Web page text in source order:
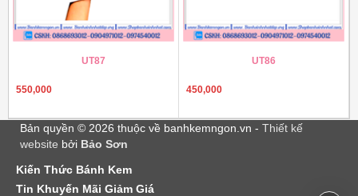
UT87
550,000
UT86
450,000
Bản quyền © 2026 thuộc về banhkemngon.vn - Thiết kế
website bởi Bảo Sơn
Kiến Thức Bánh Kem
Tin Khuyến Mãi Giảm Giá